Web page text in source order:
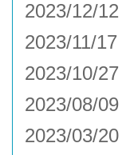
2023/12/12
2023/11/17
2023/10/27
2023/08/09
2023/03/20